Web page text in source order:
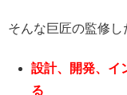
そんな巨匠の監修し
設計、開発、イ
る